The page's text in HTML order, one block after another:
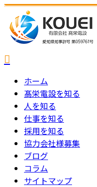
ホーム
髙栄電設を知る
人を知る
仕事を知る
採用を知る
協力会社様募集
ブログ
コラム
サイトマップ